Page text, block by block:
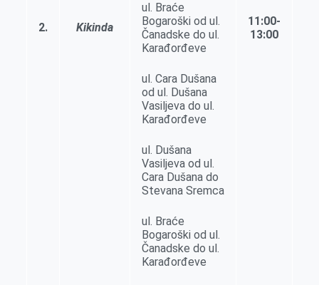
2. Kikinda
ul. Braće
Bogaroški od ul.
Čanadske do ul.
Karađorđeve
ul. Cara Dušana
od ul. Dušana
Vasilјeva do ul.
Karađorđeve
ul. Dušana
Vasilјeva od ul.
Cara Dušana do
Stevana Sremca
ul. Braće
Bogaroški od ul.
Čanadske do ul.
Karađorđeve
11:00-
13:00